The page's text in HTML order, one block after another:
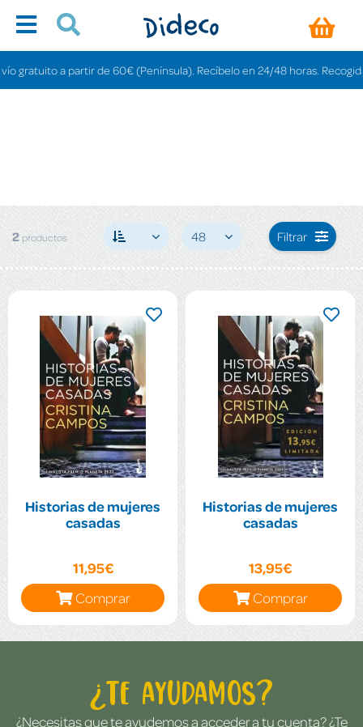
gratuito a partir de 60€ (Península). Recíbelo en 24/48 horas. Recogida
2productos 48 Filtrar
Historias de mujeres
casadas
11,95€
Comprar
Historias de mujeres
casadas
13,95€
Comprar
¿Te ayudamos?
¿Necesitas que te ayudemos a acceder a tu cuenta? ¿Te